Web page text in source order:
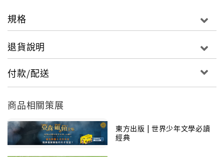
規格
退貨說明
付款/配送
商品相關策展
東方出版 | 世界少年文學必讀
經典